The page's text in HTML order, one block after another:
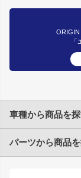
ORIGIN
車種から商品を
トヨタ
パーツから商品